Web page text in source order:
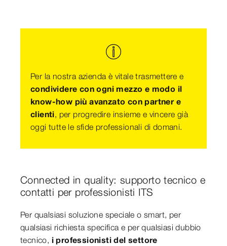
Per la nostra azienda è vitale trasmettere e
condividere con ogni mezzo e modo il
know-how più avanzato con partner e
clienti, per progredire insieme e vincere già
oggi tutte le sfide professionali di domani.
Connected in quality: supporto tecnico e
contatti per professionisti ITS
Per qualsiasi soluzione speciale o smart, per
qualsiasi richiesta specifica e per qualsiasi dubbio
tecnico, i professionisti del settore